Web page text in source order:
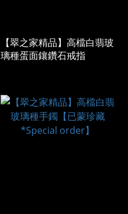
【翠之家精品】高檔白翡玻
璃種蛋面鑲鑽石戒指